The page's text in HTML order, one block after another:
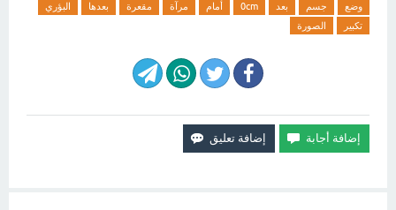
وضع جسم بعد 0cm أمام مرآة مقعرة بعدها
البؤري
تكبير
الصورة